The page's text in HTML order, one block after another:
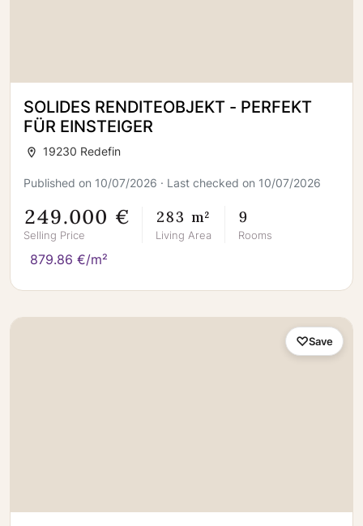
SOLIDES RENDITEOBJEKT - PERFEKT
FÜR EINSTEIGER
19230 Redefin
Published on 10/07/2026 · Last checked on 10/07/2026
249.000 €
Selling Price
283 m²
Living Area
9
Rooms
879.86 €/m²
Save